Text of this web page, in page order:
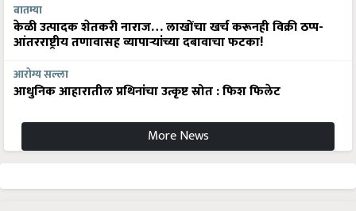
बातम्या
केळी उत्पादक शेतकरी नाराज… लाखोंचा खर्च करूनही विक्री ठप्प-
आंतरराष्ट्रीय तणावासह व्यापाऱ्यांच्या दबावाचा फटका!
आरोग्य सल्ला
आधुनिक आहारातील प्रथिनांचा उत्कृष्ट स्रोत : फिश फिलेट
More News